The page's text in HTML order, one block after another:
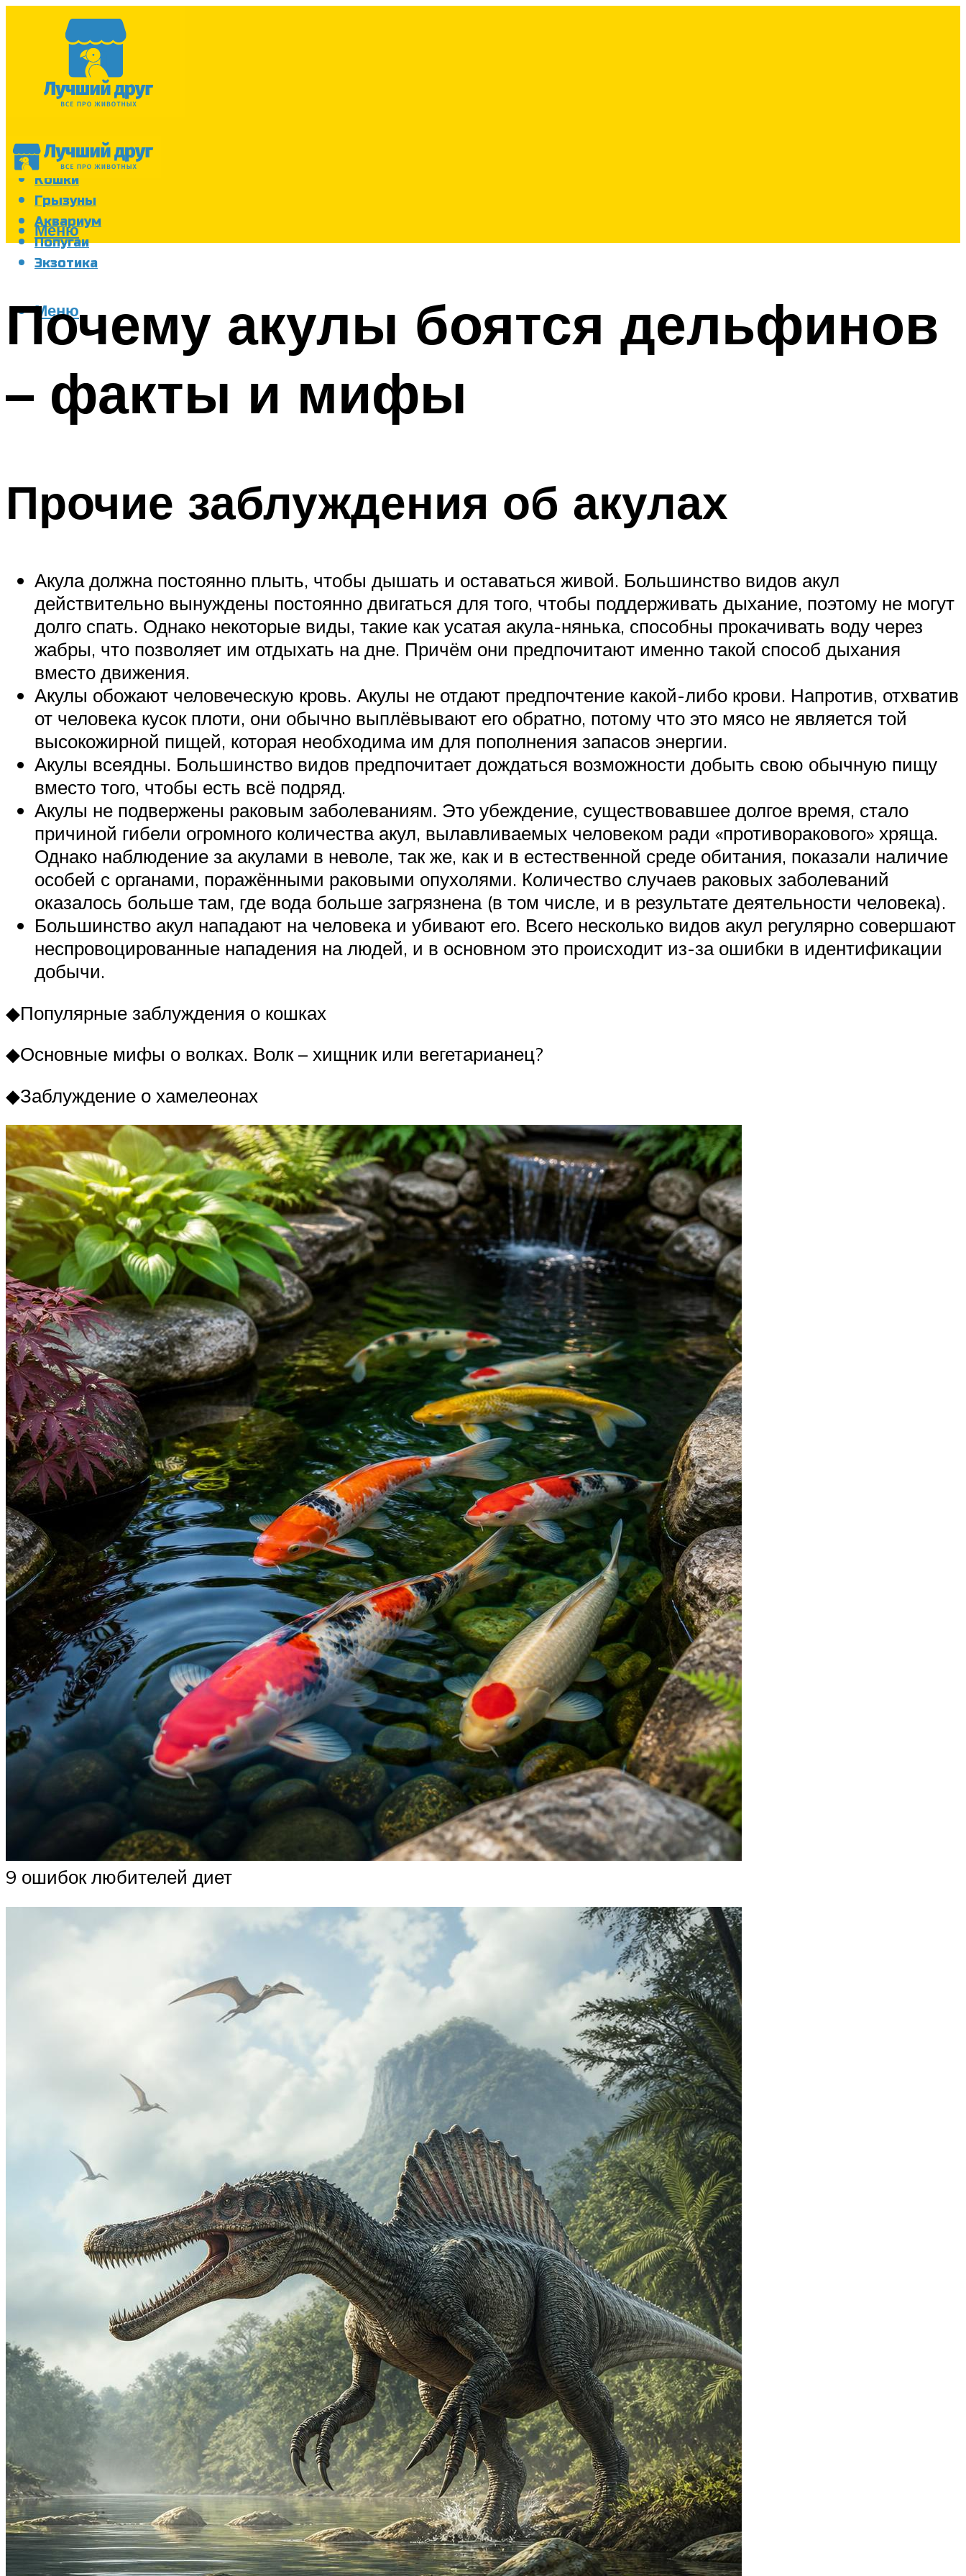
Собаки
Кошки
Грызуны
Аквариум
Попугаи
Экзотика
Меню
Меню
Почему акулы боятся дельфинов
– факты и мифы
Прочие заблуждения об акулах
Акула должна постоянно плыть, чтобы дышать и оставаться живой. Большинство видов акул
действительно вынуждены постоянно двигаться для того, чтобы поддерживать дыхание, поэтому не могут
долго спать. Однако некоторые виды, такие как усатая акула-нянька, способны прокачивать воду через
жабры, что позволяет им отдыхать на дне. Причём они предпочитают именно такой способ дыхания
вместо движения.
Акулы обожают человеческую кровь. Акулы не отдают предпочтение какой-либо крови. Напротив, отхватив
от человека кусок плоти, они обычно выплёвывают его обратно, потому что это мясо не является той
высокожирной пищей, которая необходима им для пополнения запасов энергии.
Акулы всеядны. Большинство видов предпочитает дождаться возможности добыть свою обычную пищу
вместо того, чтобы есть всё подряд.
Акулы не подвержены раковым заболеваниям. Это убеждение, существовавшее долгое время, стало
причиной гибели огромного количества акул, вылавливаемых человеком ради «противоракового» хряща.
Однако наблюдение за акулами в неволе, так же, как и в естественной среде обитания, показали наличие
особей с органами, поражёнными раковыми опухолями. Количество случаев раковых заболеваний
оказалось больше там, где вода больше загрязнена (в том числе, и в результате деятельности человека).
Большинство акул нападают на человека и убивают его. Всего несколько видов акул регулярно совершают
неспровоцированные нападения на людей, и в основном это происходит из-за ошибки в идентификации
добычи.
◆Популярные заблуждения о кошках
◆Основные мифы о волках. Волк – хищник или вегетарианец?
◆Заблуждение о хамелеонах
9 ошибок любителей диет